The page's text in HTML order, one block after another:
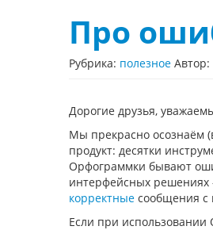
Про
Рубрика: полезное Автор:
Дорогие друзья,
Мы прекрасно осознаём
продукт: десятки
Орфограммки бывают
интерфейсных решениях
корректные сообщения с
Если при использовании